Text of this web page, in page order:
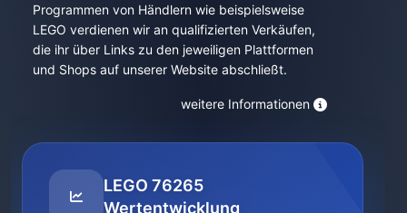
Programmen von Händlern wie beispielsweise
LEGO verdienen wir an qualifizierten Verkäufen,
die ihr über Links zu den jeweiligen Plattformen
und Shops auf unserer Website abschließt.
weitere Informationen
LEGO 76265
Wertentwicklung